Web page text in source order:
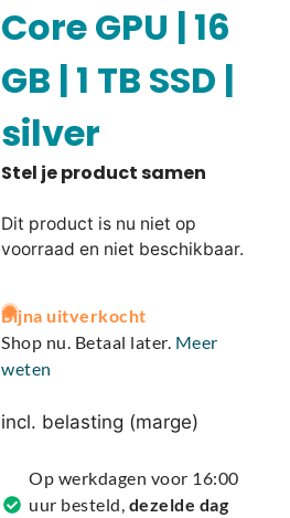
Core GPU | 16
GB | 1 TB SSD |
silver
Dit product is nu niet op
voorraad en niet beschikbaar.
A
l
t
r
t
Bijna uitverkocht
Shop nu. Betaal later. Meer
weten
incl. belasting (marge)
Op werkdagen voor 16:00
uur besteld, dezelde dag